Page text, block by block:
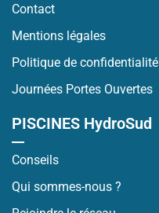
Contact
Mentions légales
Politique de confidentialité
Journées Portes Ouvertes
PISCINES HydroSud
Conseils
Qui sommes-nous ?